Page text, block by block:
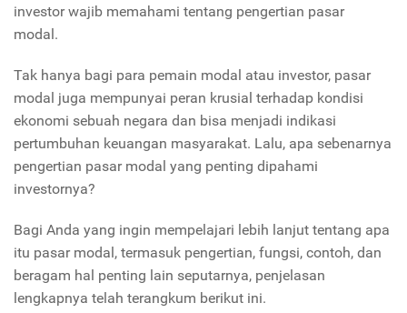
investor wajib memahami tentang pengertian pasar
modal.
Tak hanya bagi para pemain modal atau investor, pasar
modal juga mempunyai peran krusial terhadap kondisi
ekonomi sebuah negara dan bisa menjadi indikasi
pertumbuhan keuangan masyarakat. Lalu, apa sebenarnya
pengertian pasar modal yang penting dipahami
investornya?
Bagi Anda yang ingin mempelajari lebih lanjut tentang apa
itu pasar modal, termasuk pengertian, fungsi, contoh, dan
beragam hal penting lain seputarnya, penjelasan
lengkapnya telah terangkum berikut ini.